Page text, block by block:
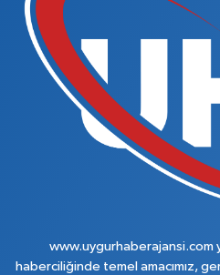
www.uygurhaberajansi.com
haberciliğinde temel amacımız,